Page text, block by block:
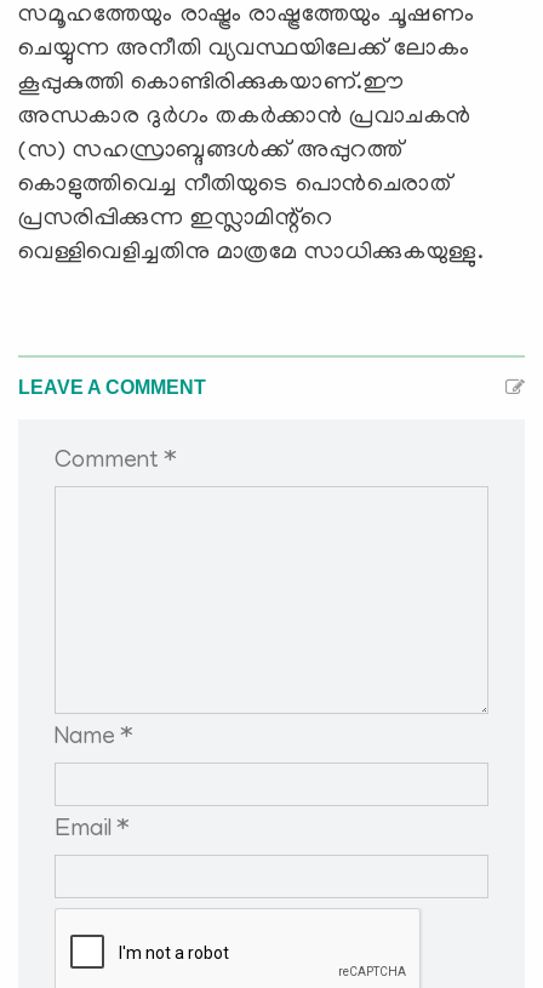
സമൂഹത്തേയും രാഷ്ട്രം രാഷ്ട്രത്തേയും ചൂഷണം
ചെയ്യുന്ന അനീതി വ്യവസ്ഥയിലേക്ക് ലോകം
കൂപ്പുകുത്തി കൊണ്ടിരിക്കുകയാണ്.ഈ
അന്ധകാര ദുർഗം തകർക്കാൻ പ്രവാചകൻ
(സ) സഹസ്രാബ്ദങ്ങൾക്ക് അപ്പുറത്ത്
കൊളുത്തിവെച്ച നീതിയുടെ പൊൻചെരാത്
പ്രസരിപ്പിക്കുന്ന ഇസ്ലാമിന്റ്റെ
വെള്ളിവെളിച്ചതിനു മാത്രമേ സാധിക്കുകയുള്ളു.
LEAVE A COMMENT
Comment *
Name *
Email *